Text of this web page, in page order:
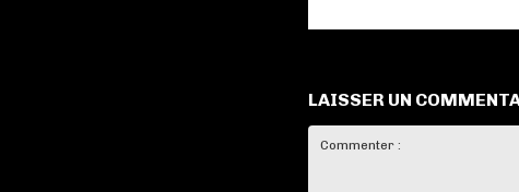
LAISSER UN